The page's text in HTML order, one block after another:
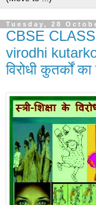
Tuesday, 28
CBSE
virodhi
विरोधी कुतर्कों